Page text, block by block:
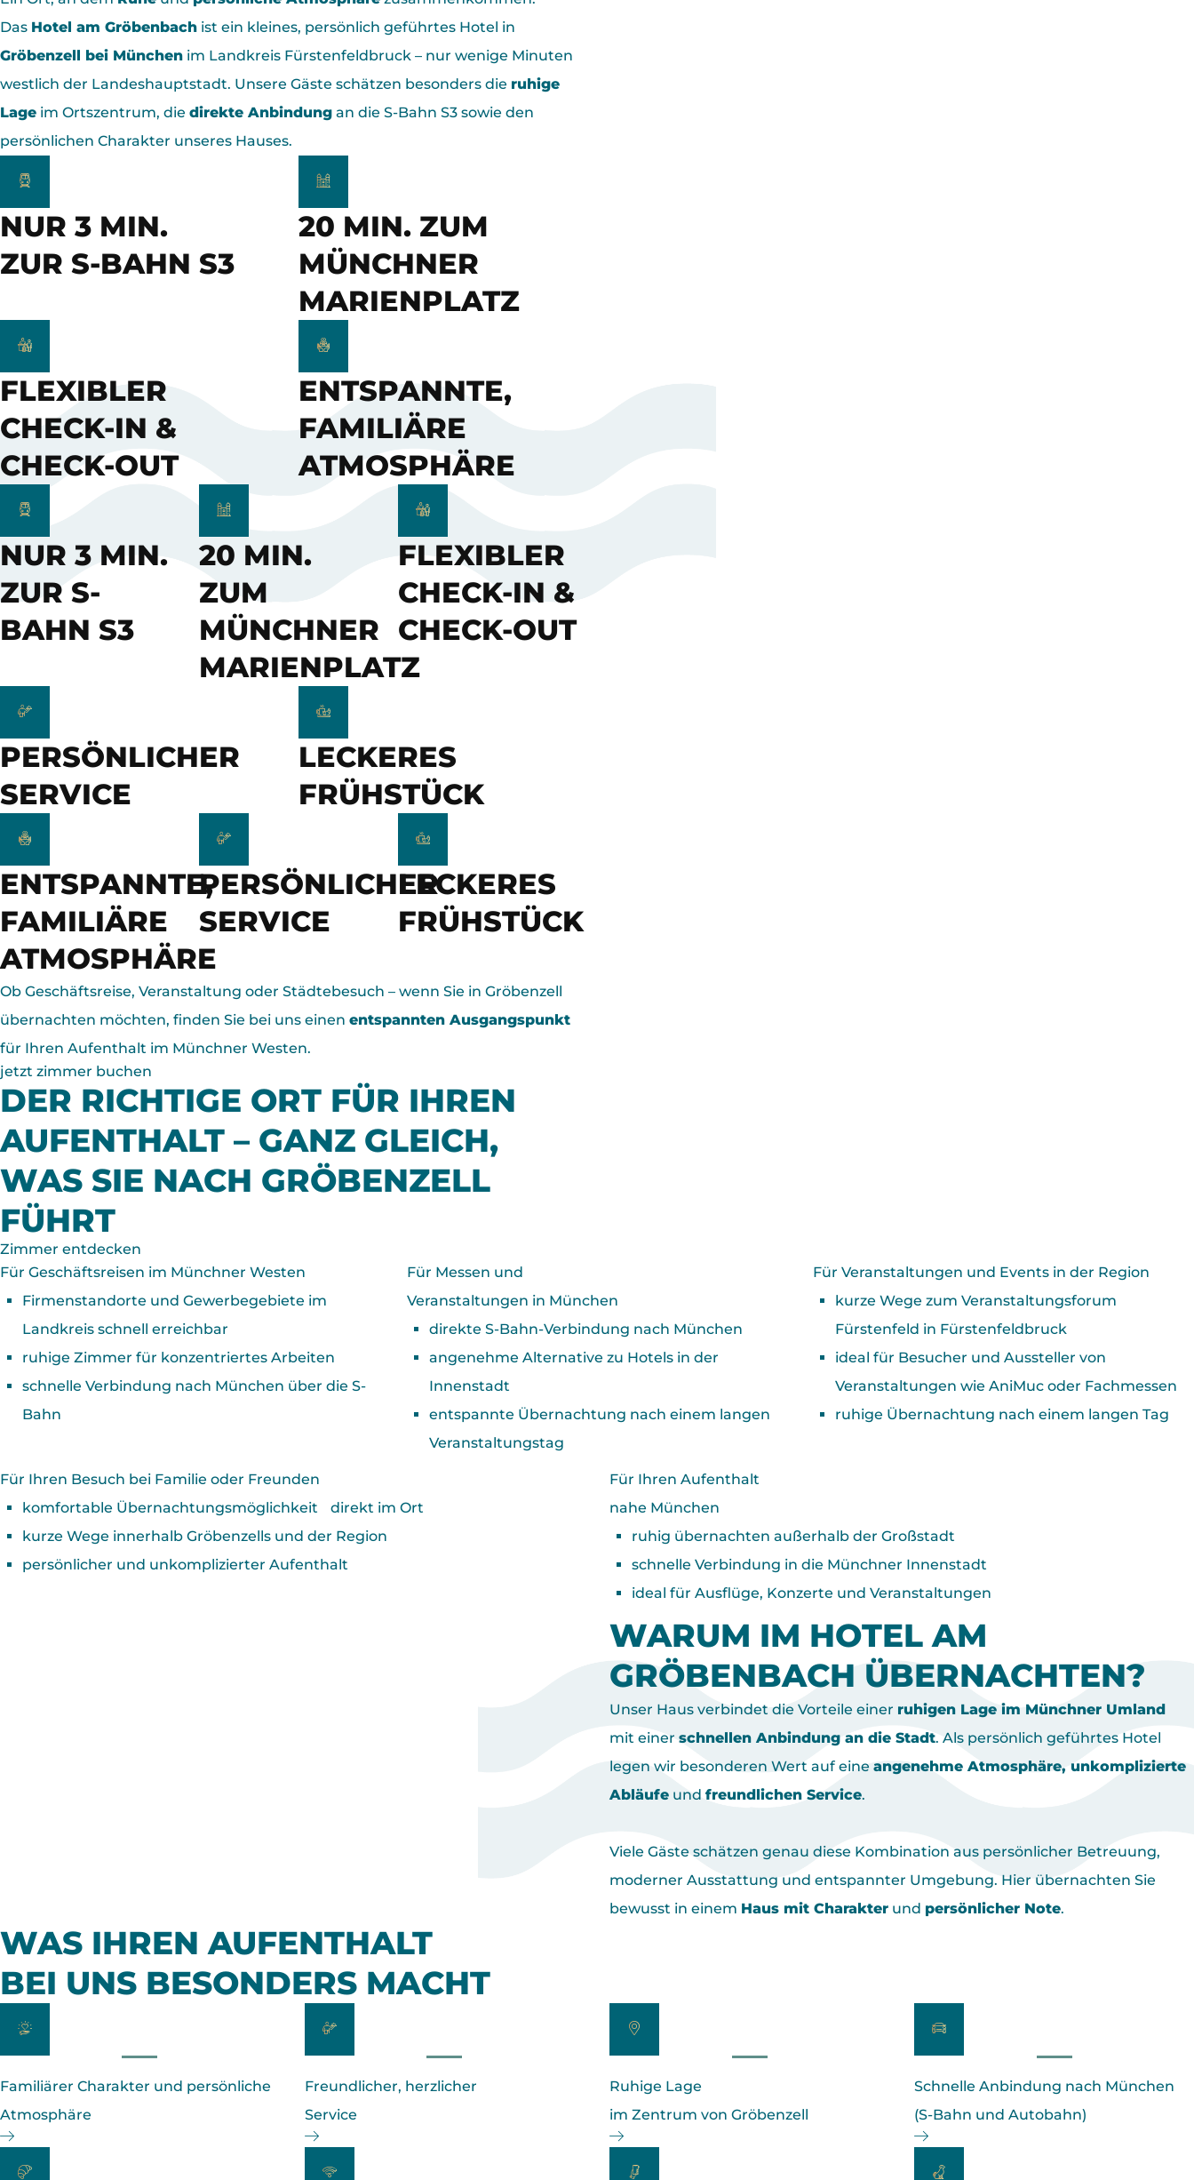
Das Hotel am Gröbenbach ist ein kleines, persönlich geführtes Hotel in
Gröbenzell bei München im Landkreis Fürstenfeldbruck – nur wenige Minuten
westlich der Landeshauptstadt. Unsere Gäste schätzen besonders die ruhige
Lage im Ortszentrum, die direkte Anbindung an die S-Bahn S3 sowie den
persönlichen Charakter unseres Hauses.
NUR 3 MIN.
ZUR S-BAHN S3
20 MIN. ZUM
MÜNCHNER
MARIENPLATZ
FLEXIBLER
CHECK-IN &
CHECK-OUT
ENTSPANNTE,
FAMILIÄRE
ATMOSPHÄRE
NUR 3 MIN.
ZUR S-
BAHN S3
20 MIN.
ZUM
MÜNCHNER
MARIENPLATZ
FLEXIBLER
CHECK-IN &
CHECK-OUT
PERSÖNLICHER
SERVICE
LECKERES
FRÜHSTÜCK
ENTSPANNTE,
FAMILIÄRE
ATMOSPHÄRE
PERSÖNLICHER
SERVICE
LECKERES
FRÜHSTÜCK
Ob Geschäftsreise, Veranstaltung oder Städtebesuch – wenn Sie in Gröbenzell
übernachten möchten, finden Sie bei uns einen entspannten Ausgangspunkt
für Ihren Aufenthalt im Münchner Westen.
jetzt zimmer buchen
DER RICHTIGE ORT FÜR IHREN
AUFENTHALT – GANZ GLEICH,
WAS SIE NACH GRÖBENZELL
FÜHRT
Zimmer entdecken
Für Geschäfts­reisen im Münchner Westen
Firmenstandorte und Gewerbegebiete im
Landkreis schnell erreichbar
ruhige Zimmer für konzentriertes Arbeiten
schnelle Verbindung nach München über die S-
Bahn
Für Messen und
Veranstaltungen in München
direkte S-Bahn-Verbindung nach München
angenehme Alternative zu Hotels in der
Innenstadt
entspannte Übernachtung nach einem langen
Veranstaltungstag
Für Veranstaltungen und Events in der Region
kurze Wege zum Veranstaltungsforum
Fürstenfeld in Fürstenfeldbruck
ideal für Besucher und Aussteller von
Veranstaltungen wie AniMuc oder Fachmessen
ruhige Übernachtung nach einem langen Tag
Für Ihren Besuch bei Familie oder Freunden
komfortable Übernachtungsmöglichkeit direkt im Ort
kurze Wege innerhalb Gröbenzells und der Region
persönlicher und unkomplizierter Aufenthalt
Für Ihren Aufenthalt
nahe München
ruhig übernachten außerhalb der Großstadt
schnelle Verbindung in die Münchner Innenstadt
ideal für Ausflüge, Konzerte und Veranstaltungen
WARUM IM HOTEL AM
GRÖBENBACH ÜBERNACHTEN?
Unser Haus verbindet die Vorteile einer ruhigen Lage im Münchner Umland
mit einerschnellen Anbindung an die Stadt. Als persönlich geführtes Hotel
legen wir besonderen Wert auf eineangenehme Atmosphäre, unkomplizierte
Abläufe undfreundlichen Service.
Viele Gäste schätzen genau diese Kombination aus persönlicher Betreuung,
moderner Ausstattung und entspannter Umgebung. Hier übernachten Sie
bewusst in einem Haus mit Charakter und persönlicher Note.
WAS IHREN AUFENTHALT
BEI UNS BESONDERS MACHT
Familiärer Charakter und persönliche
Atmosphäre
Freundlicher, herzlicher
Service
Ruhige Lage
im Zentrum von Gröbenzell
Schnelle Anbindung nach München
(S-Bahn und Autobahn)